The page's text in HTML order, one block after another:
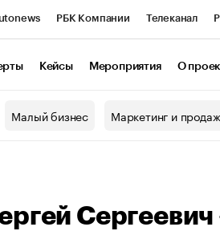
РБК Компании Телеканал
Кейсы Мероприятия О
Малый бизнес Маркетинг и